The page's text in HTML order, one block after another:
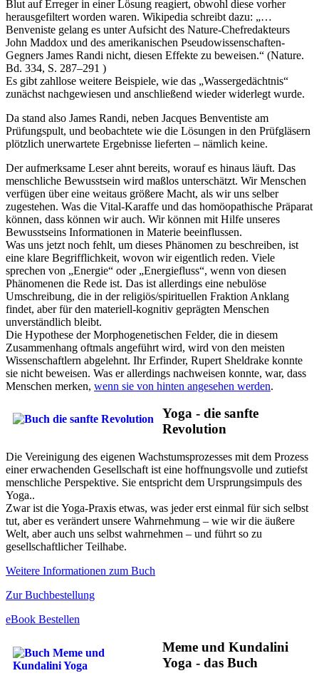
Blut auf Erreger in einer Lösung reagiert, obwohl diese vorher
herausgefiltert worden waren. Wikipedia schreibt dazu: „…
Benveniste gelang es unter Aufsicht des Nature-Chefredakteurs
John Maddox und des amerikanischen Pseudowissenschaften-
Gegners James Randi nicht, diesen Effekte zu beweisen.“ (Nature.
Bd. 334, S. 287–291 )
Es gibt zahllose weitere Beispiele, wie das „Wassergedächtnis“
zunächst nachgewiesen und anschließend wieder widerlegt wurde.
Da stand also James Randi, neben Jacques Benventiste am
Prüfungspult, und beobachtete wie die Lösungen in den Prüfgläsern
plötzlich unerwartete Ergebnisse lieferten – nämlich keine.
Der aufmerksame Leser ahnt bereits, worauf es hinaus läuft. Das
menschliche Bewusstsein wird maßlos unterschätzt. Wir Menschen
verfügen über eine weitaus größere Macht, als wir uns selber
zugestehen. Was die Vital-Karaffe und das homöopathische Präparat
können, dass können wir auch. Wir können mit Hilfe unseres
Bewusstseins Informationen in Materie beeinflussen.
Was uns jetzt noch fehlt, um dieses Phänomen zu beschreiben, ist
eine klare Begrifflichkeit, wovon wir eigentlich reden. Viele
sprechen von „Energie“ oder „Energiefluss“, wenn von diesen
Phänomenen die Rede ist. Das ist allerdings eine nebulöse
Umschreibung, die in der religiös/spirituellen Fraktion Anklang
findet, aber für den materiell-kognitiv geprägten Menschen
unverständlich bleibt.
Die Hypothese der Morphogenetischen Felder, die in diesem
Zusammenhang oftmals angeführt wird, wird von den meisten
Wissenschaftlern abgelehnt. Ihr Erfinder, Rupert Sheldrake konnte
sie nicht beweisen. Was er allerdings nachweisen konnte, war, dass
Menschen merken, wenn sie von hinten angesehen werden.
Yoga - die sanfte
Revolution
Die Vereinigung des eigenen Wachstumsprozesses mit dem Prozess
einer erwachenden Gesellschaft ist eine hoffnungsvolle und zutiefst
menschliche Perspektive. Sie entspricht dem Ursprungsimpuls des
Yoga..
Zwar ist die Yoga-Praxis etwas, was jeder erst einmal für sich selbst
tut, aber es verändert unsere Wahrnehmung – wie wir die äußere
Welt, aber auch uns selbst wahrnehmen – und führt so zu
gesellschaftlicher Teilhabe.
Weitere Informationen zum Buch
Zur Buchbestellung
eBook Bestellen
Meme und Kundalini
Yoga - das Buch